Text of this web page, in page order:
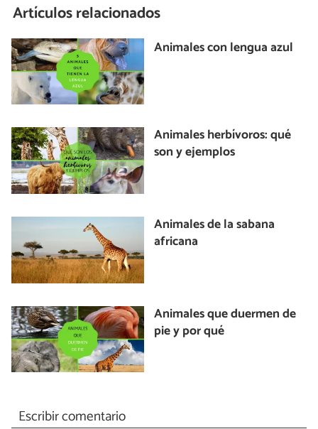
Artículos relacionados
Animales con lengua azul
Animales herbívoros: qué
son y ejemplos
Animales de la sabana
africana
Animales que duermen de
pie y por qué
Escribir comentario